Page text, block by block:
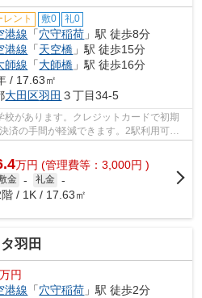
レント 敷0 礼0
港線 「穴守稲荷 」駅 徒歩8分
港線 「天空橋 」駅 徒歩15分
師線 「大師橋 」駅 徒歩16分
/ 17.63㎡
大田区羽田 ３丁目34-5
があります。クレジットカードで初期
済の手間が軽減できます。2駅利用可能
こと...
万円 (管理費等：3,000円 )
金 - 礼金 -
/ 1K / 17.63㎡
羽田
万円
港線 「穴守稲荷 」駅 徒歩2分